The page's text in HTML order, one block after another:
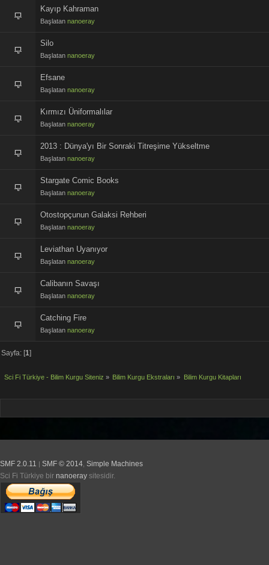
Kayıp Kahraman
Başlatan nanoeray
Silo
Başlatan nanoeray
Efsane
Başlatan nanoeray
Kırmızı Üniformalılar
Başlatan nanoeray
2013 : Dünya'yı Bir Sonraki Titreşime Yükseltme
Başlatan nanoeray
Stargate Comic Books
Başlatan nanoeray
Otostopçunun Galaksi Rehberi
Başlatan nanoeray
Leviathan Uyanıyor
Başlatan nanoeray
Calibanın Savaşı
Başlatan nanoeray
Catching Fire
Başlatan nanoeray
Sayfa: [1]
Sci Fi Türkiye - Bilim Kurgu Siteniz » Bilim Kurgu Ekstraları » Bilim Kurgu Kitapları
SMF 2.0.11 SMF © 2014, Simple Machines
Sci Fi Türkiye bir nanoeray sitesidir.